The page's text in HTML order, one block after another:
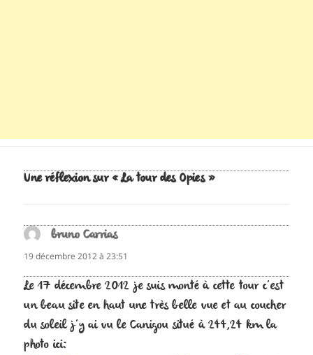
Une réflexion sur « La tour des Opies »
bruno Carriasdit :
19 décembre 2012 à 23:51
Le 17 décembre 2012 je suis monté à cette tour c’est
un beau site en haut une très belle vue et au coucher
du soleil j’y ai vu le Canigou situé à 244,24 km la
photo ici: